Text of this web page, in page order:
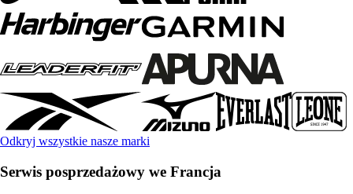
Odkryj wszystkie nasze marki
Serwis posprzedażowy we Francja